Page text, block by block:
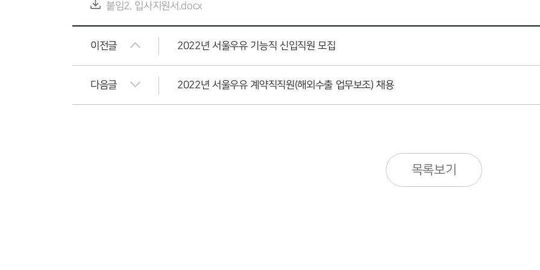
붙임2. 입사지원서.docx
이전글 2022년 서울우유 기능직 신입직원 모집
다음글 2022년 서울우유 계약직직원(해외수출 업무보조) 채용
목록보기